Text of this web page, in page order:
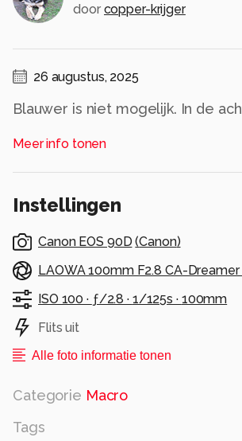
door copper-krijger
26 augustus, 2025
Blauwer is niet mogelijk. In de
zien.
Meer info tonen
Instellingen
Canon EOS 90D (Canon)
LAOWA 100mm F2.8 CA-
ISO 100 · ƒ/2.8 · 1/125s · 100mm
Flits uit
Alle foto informatie tonen
Categorie Macro
Tags